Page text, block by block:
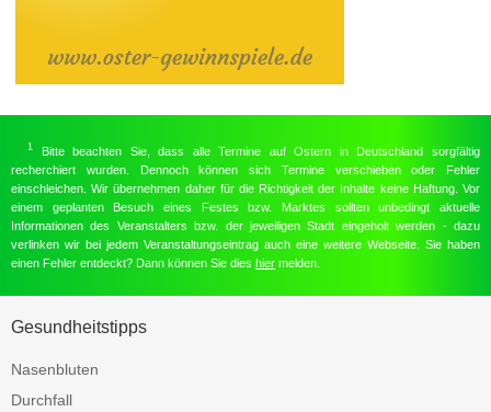
1 Bitte beachten Sie, dass alle Termine auf Ostern in Deutschland sorgfältig
recherchiert wurden. Dennoch können sich Termine verschieben oder Fehler
einschleichen. Wir übernehmen daher für die Richtigkeit der Inhalte keine Haftung. Vor
einem geplanten Besuch eines Festes bzw. Marktes sollten unbedingt aktuelle
Informationen des Veranstalters bzw. der jeweiligen Stadt eingeholt werden - dazu
verlinken wir bei jedem Veranstaltungseintrag auch eine weitere Webseite. Sie haben
einen Fehler entdeckt? Dann können Sie dies hier melden.
Gesundheitstipps
Nasenbluten
Durchfall